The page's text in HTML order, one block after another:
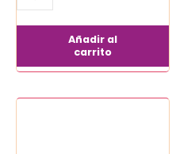
Añadir al
carrito